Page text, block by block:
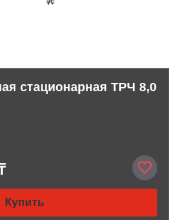
стационарная ТРЧ 8,0
Купить